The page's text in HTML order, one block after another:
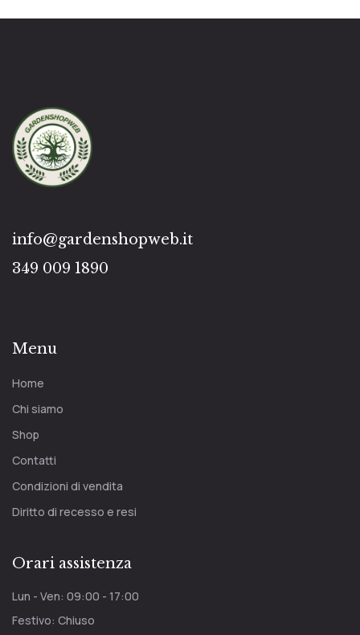
info@gardenshopweb.it
349 009 1890
Menu
Home
Chi siamo
Shop
Contatti
Condizioni di vendita
Diritto di recesso e resi
Orari assistenza
Lun - Ven: 09:00 - 17:00
Festivo: Chiuso